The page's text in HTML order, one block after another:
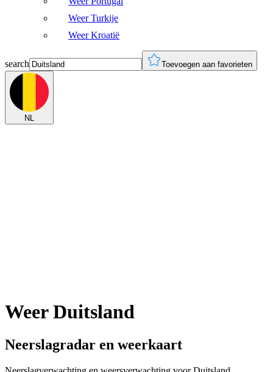
Weer Turkije
Weer Kroatië
search Toevoegen aan favorieten
NL
Weer Duitsland
Neerslagradar en weerkaart